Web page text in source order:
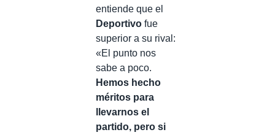
entiende que el
Deportivo fue
superior a su rival:
«El punto nos
sabe a poco.
Hemos hecho
méritos para
llevarnos el
partido, pero si